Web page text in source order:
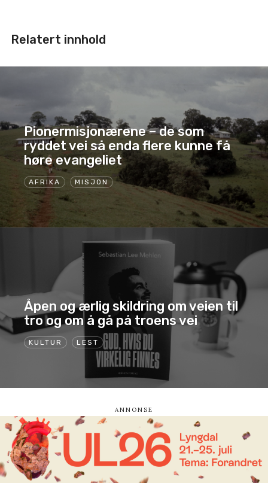
Relatert innhold
AFRIKA MISJON
Pionermisjonærene – de som
ryddet vei så enda flere kunne få
høre evangeliet
KULTUR LEST
Åpen og ærlig skildring om veien til
tro og om å gå på troens vei